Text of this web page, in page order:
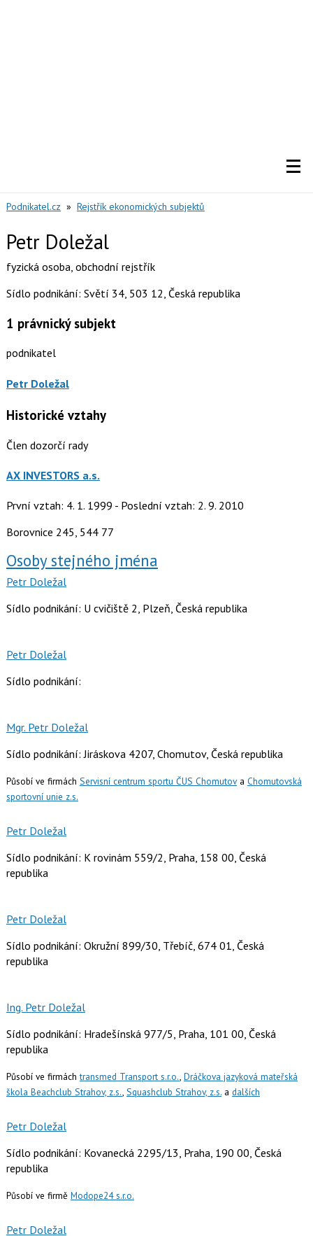
Podnikatel.cz » Rejstřík ekonomických subjektů
Petr Doležal
fyzická osoba, obchodní rejstřík
Sídlo podnikání: Světí 34, 503 12, Česká republika
1 právnický subjekt
podnikatel
Petr Doležal
Historické vztahy
Člen dozorčí rady
AX INVESTORS a.s.
První vztah: 4. 1. 1999 - Poslední vztah: 2. 9. 2010
Borovnice 245, 544 77
Osoby stejného jména
Petr Doležal
Sídlo podnikání: U cvičiště 2, Plzeň, Česká republika
Petr Doležal
Sídlo podnikání:
Mgr. Petr Doležal
Sídlo podnikání: Jiráskova 4207, Chomutov, Česká republika
Působí ve firmách Servisní centrum sportu ČUS Chomutova Chomutovská
sportovní unie z.s.
Petr Doležal
Sídlo podnikání: K rovinám 559/2, Praha, 158 00, Česká
republika
Petr Doležal
Sídlo podnikání: Okružní 899/30, Třebíč, 674 01, Česká
republika
Ing. Petr Doležal
Sídlo podnikání: Hradešínská 977/5, Praha, 101 00, Česká
republika
Působí ve firmáchtransmed Transport s.r.o., Dráčkova jazyková mateřská
škola Beachclub Strahov, z.s., Squashclub Strahov, z.s.a dalších
Petr Doležal
Sídlo podnikání: Kovanecká 2295/13, Praha, 190 00, Česká
republika
Působí ve firmě Modope24 s.r.o.
Petr Doležal